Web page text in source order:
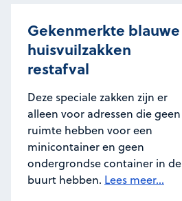
Gekenmerkte blauwe
huisvuilzakken
restafval
Deze speciale zakken zijn er
alleen voor adressen die geen
ruimte hebben voor een
minicontainer en geen
ondergrondse container in de
buurt hebben. Lees meer...